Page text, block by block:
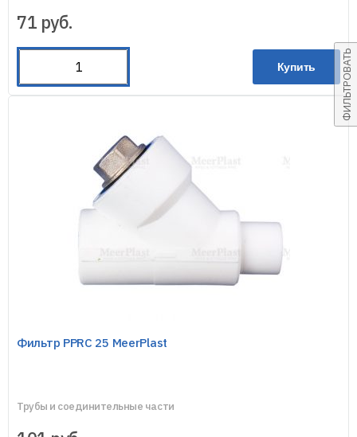
ФИЛЬТРОВАТЬ
71 руб.
Купить
Фильтр PPRC 25 MeerPlast
Трубы и соединительные части